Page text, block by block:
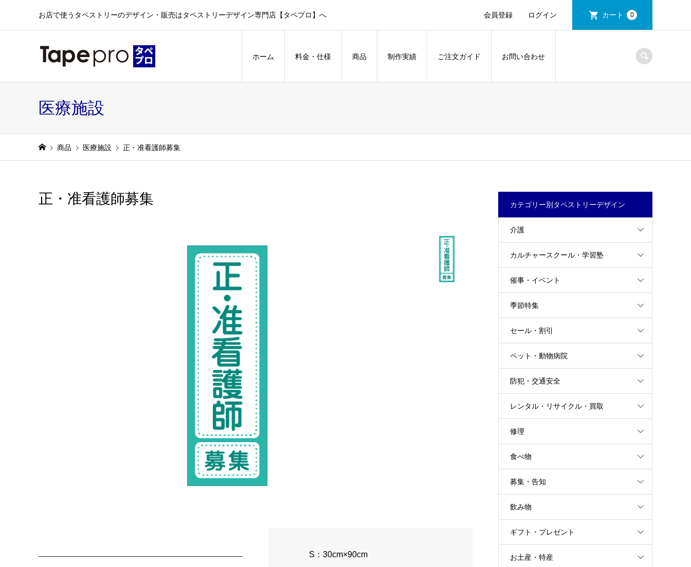
お店で使うタペストリーのデザイン・販売はタペストリーデザイン専門店【タペプロ】へ 会員登録 ログイン カート 0
ホーム 料金・仕様 商品 制作実績 ご注文ガイド お問い合わせ
医療施設
商品 医療施設 正・准看護師募集
正・准看護師募集
S：30cm×90cm
カテゴリー別タペストリーデザイン
介護
カルチャースクール・学習塾
催事・イベント
季節特集
セール・割引
ペット・動物病院
防犯・交通安全
レンタル・リサイクル・買取
修理
食べ物
募集・告知
飲み物
ギフト・プレゼント
お土産・特産